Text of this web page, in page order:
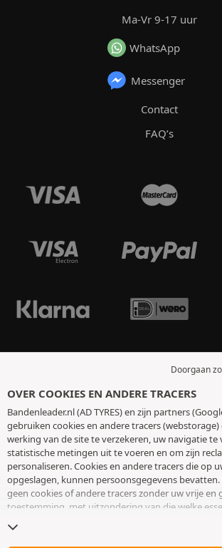
Ma-Vr 9-17 uur
WhatsApp
Messenger
Contact
FAQ’s
Doorgaan
OVER COOKIES EN ANDERE TRACERS
Bandenleader.nl (AD TYRES) en zijn partners
gebruiken cookies en andere tracers
werking van de site te verzekeren, uw navigatie te
statistische metingen uit te voeren en om zijn
personaliseren. Cookies en andere tracers die op
opgeslagen, kunnen persoonsgegevens
geen cookies of andere tracers zonder uw vrije en
toestemming, met uitzondering van die welke
toestemming op elk moment intrekken door naar